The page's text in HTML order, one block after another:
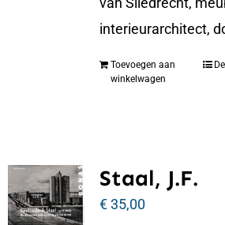
interieurarchitect,
Toevoegen aan
winkelwagen
Staal, J.F.
€35,00